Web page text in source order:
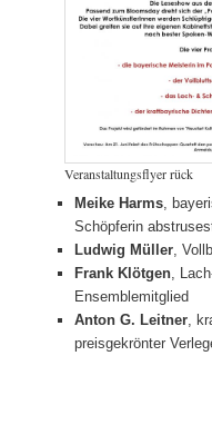
Veranstaltungsflyer rück
Meike Harms,
Schöpferin
Ludwig Müller,
Frank Klötgen,
Ensemblemitglied
Anton G. Leitner,
preisgekrönter